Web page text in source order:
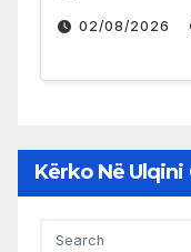
02/08/2026
Kërko Në Ulqini